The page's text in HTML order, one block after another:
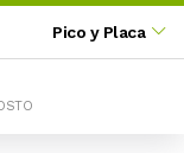
Pico y Placa